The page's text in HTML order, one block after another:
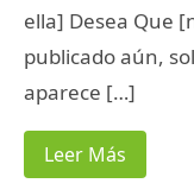
ella] Desea Que
publicado aún,
aparece […]
Leer Más